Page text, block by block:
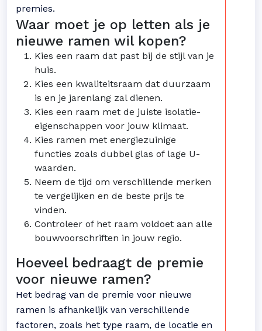
premies.
Waar moet je op letten als je
nieuwe ramen wil kopen?
Kies een raam dat past bij de stijl van je
huis.
Kies een kwaliteitsraam dat duurzaam
is en je jarenlang zal dienen.
Kies een raam met de juiste isolatie-
eigenschappen voor jouw klimaat.
Kies ramen met energiezuinige
functies zoals dubbel glas of lage U-
waarden.
Neem de tijd om verschillende merken
te vergelijken en de beste prijs te
vinden.
Controleer of het raam voldoet aan alle
bouwvoorschriften in jouw regio.
Hoeveel bedraagt de premie
voor nieuwe ramen?
Het bedrag van de premie voor nieuwe
ramen is afhankelijk van verschillende
factoren, zoals het type raam, de locatie en